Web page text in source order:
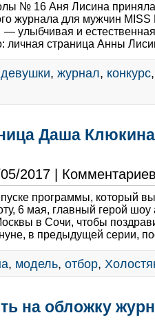
№ 16 Аня Лисина приняла
журнала для мужчин
улыбчивая и
личная страница Анны
девушки, журнал, конкурс
Даша
2017 |
программы, который
6 мая, главный герой шоу
в Сочи, чтобы
в предыдущей серии,
, модель, отбор,
на обложку